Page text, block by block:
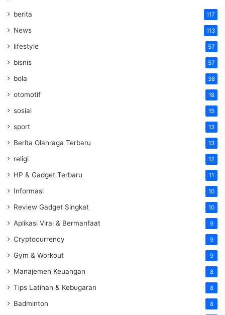
berita 117
News 113
lifestyle 57
bisnis 57
bola 38
otomotif 18
sosial 15
sport 13
Berita Olahraga Terbaru 13
religi 12
HP & Gadget Terbaru 11
Informasi 10
Review Gadget Singkat 10
Aplikasi Viral & Bermanfaat 9
Cryptocurrency 9
Gym & Workout 9
Manajemen Keuangan 8
Tips Latihan & Kebugaran 8
Badminton 8